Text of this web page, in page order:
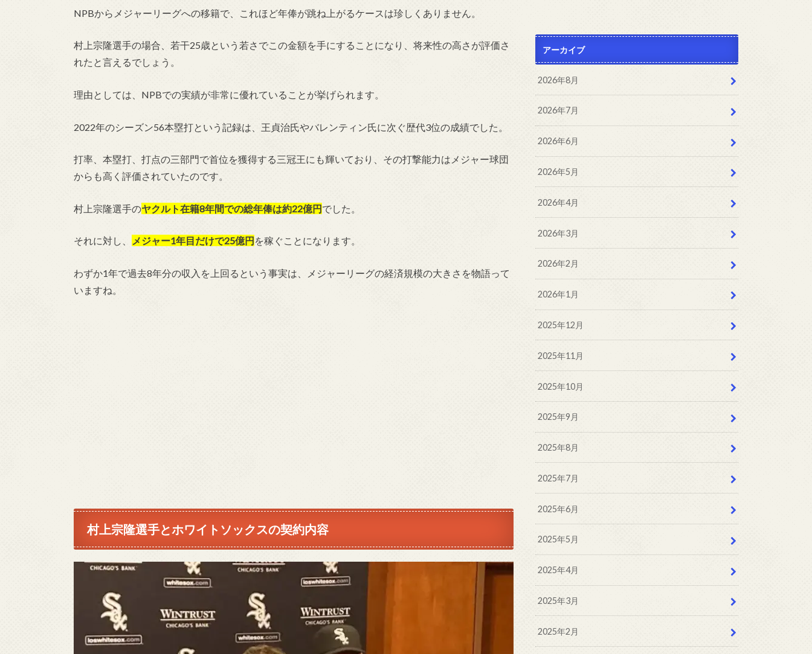
NPBからメジャーリーグへの移籍で、これほど年俸が跳ね上がるケースは珍しくありません。
村上宗隆選手の場合、若干25歳という若さでこの金額を手にすることになり、将来性の高さが評価さ
れたと言えるでしょう。
理由としては、NPBでの実績が非常に優れていることが挙げられます。
2022年のシーズン56本塁打という記録は、王貞治氏やバレンティン氏に次ぐ歴代3位の成績でした。
打率、本塁打、打点の三部門で首位を獲得する三冠王にも輝いており、その打撃能力はメジャー球団
からも高く評価されていたのです。
村上宗隆選手のヤクルト在籍8年間での総年俸は約22億円でした。
それに対し、 メジャー1年目だけで25億円 を稼ぐことになります。
わずか1年で過去8年分の収入を上回るという事実は、メジャーリーグの経済規模の大きさを物語って
いますね。
村上宗隆選手とホワイトソックスの契約内容
アーカイブ
2026年8月
2026年7月
2026年6月
2026年5月
2026年4月
2026年3月
2026年2月
2026年1月
2025年12月
2025年11月
2025年10月
2025年9月
2025年8月
2025年7月
2025年6月
2025年5月
2025年4月
2025年3月
2025年2月